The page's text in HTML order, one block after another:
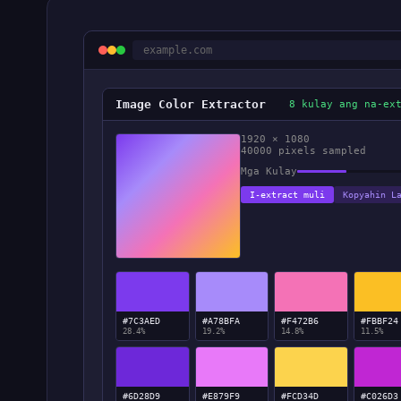
example.com
Image Color Extractor 8 kulay ang na-
1920 × 1080
40000 pixels sampled
Mga Kulay
I-extract muli Kopyahin
#7C3AED
28.4%
#A78BFA
19.2%
#F472B6
14.8%
#FBBF24
11.5%
#6D28D9 #E879F9 #FCD34D #C026D3